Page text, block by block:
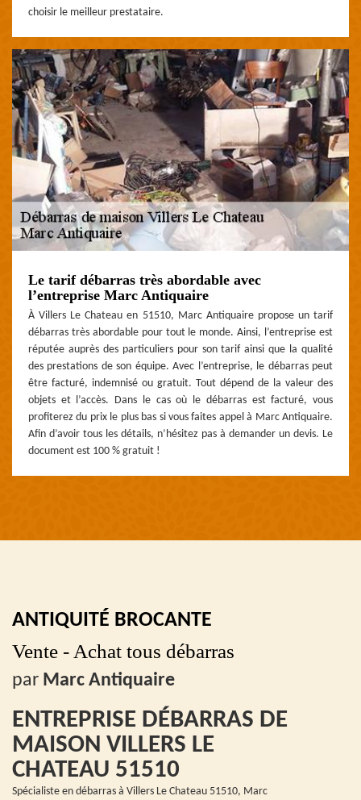
choisir le meilleur prestataire.
Le tarif débarras très abordable avec
l’entreprise Marc Antiquaire
À Villers Le Chateau en 51510, Marc Antiquaire propose un tarif
débarras très abordable pour tout le monde. Ainsi, l’entreprise est
réputée auprès des particuliers pour son tarif ainsi que la qualité
des prestations de son équipe. Avec l’entreprise, le débarras peut
être facturé, indemnisé ou gratuit. Tout dépend de la valeur des
objets et l’accès. Dans le cas où le débarras est facturé, vous
profiterez du prix le plus bas si vous faites appel à Marc Antiquaire.
Afin d’avoir tous les détails, n’hésitez pas à demander un devis. Le
document est 100 % gratuit !
ANTIQUITÉ BROCANTE
Vente - Achat tous débarras
par Marc Antiquaire
ENTREPRISE DÉBARRAS DE
MAISON VILLERS LE
CHATEAU 51510
Spécialiste en débarras à Villers Le Chateau 51510, Marc